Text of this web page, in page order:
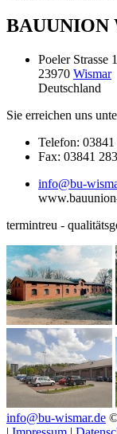
BAUUNION
Poeler Strasse
23970 Wismar
Deutschland
Sie erreichen uns
Telefon:
Fax: 03841
info@bu-
termintreu -
info@bu-wismar.de